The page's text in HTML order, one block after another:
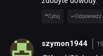
Cytuj Odpowiedz
szymon1944